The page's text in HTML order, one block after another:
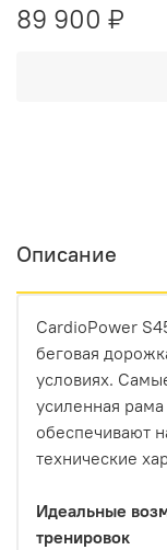
89 900 ₽
Описание
CardioPower
беговая
условиях.
усиленная
обеспечивают
технические
Идеальные
тренировок